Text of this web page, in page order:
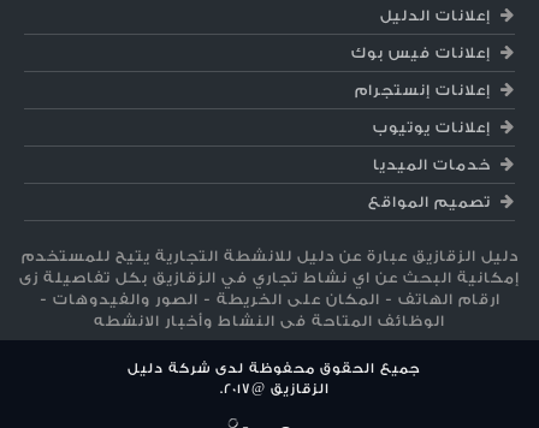
إعلانات الدليل
إعلانات فيس بوك
إعلانات إنستجرام
إعلانات يوتيوب
خدمات الميديا
تصميم المواقع
دليل الزقازيق عبارة عن دليل للانشطة التجارية يتيح للمستخدم
إمكانية البحث عن اي نشاط تجاري في الزقازيق بكل تفاصيلة زى
ارقام الهاتف - المكان على الخريطة - الصور والفيدوهات -
الوظائف المتاحة فى النشاط وأخبار الانشطه
جميع الحقوق محفوظة لدى شركة دليل
الزقازيق @2017
.